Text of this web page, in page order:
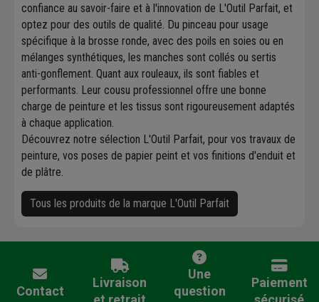
confiance au savoir-faire et à l'innovation de L'Outil Parfait, et
optez pour des outils de qualité. Du pinceau pour usage
spécifique à la brosse ronde, avec des poils en soies ou en
mélanges synthétiques, les manches sont collés ou sertis
anti-gonflement. Quant aux rouleaux, ils sont fiables et
performants. Leur cousu professionnel offre une bonne
charge de peinture et les tissus sont rigoureusement adaptés
à chaque application.
Découvrez notre sélection L'Outil Parfait, pour vos travaux de
peinture, vos poses de papier peint et vos finitions d'enduit et
de plâtre.
Tous les produits de la marque L'Outil Parfait
Contact
Livraison
Une
question
Paiement